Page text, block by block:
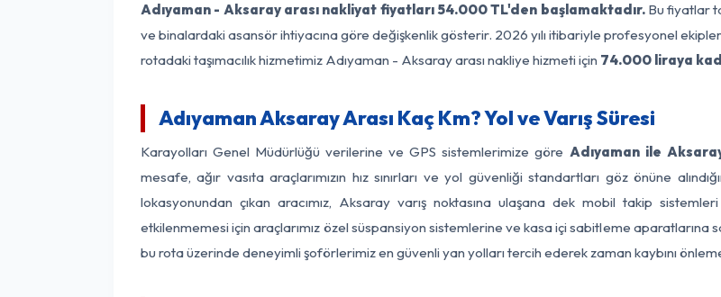
Adıyaman - Aksaray arası nakliyat fiyatları54.000 TL'den başlamaktadır.Bu fiyatlar
ve binalardaki asansör ihtiyacına göre değişkenlik gösterir. 2026 yılı itibariyle profesyonel
rotadaki taşımacılık hizmetimiz Adıyaman - Aksaray arası nakliye hizmeti için 74.000 liraya
Adıyaman Aksaray Arası Kaç Km? Yol ve Varış Süresi
Karayolları Genel Müdürlüğü verilerine ve GPS sistemlerimize göre Adıyaman ile
mesafe, ağır vasıta araçlarımızın hız sınırları ve yol güvenliği standartları göz önüne
lokasyonundan çıkan aracımız, Aksaray varış noktasına ulaşana dek mobil takip
etkilenmemesi için araçlarımız özel süspansiyon sistemlerine ve kasa içi sabitleme aparatlarına
bu rota üzerinde deneyimli şoförlerimiz en güvenli yan yolları tercih ederek zaman kaybını